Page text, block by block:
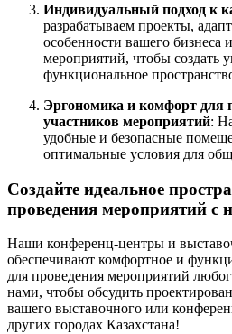
Индивидуальный подход к
разрабатываем проекты,
особенности вашего
мероприятий, чтобы создать
функциональное
Эргономика и комфорт для
участников мероприятий:
удобные и безопасные
оптимальные условия для
Создайте идеальное
проведения мероприятий с
Наши конференц-центры и
обеспечивают комфортное и
для проведения мероприятий
нами, чтобы обсудить
вашего выставочного или
других городах Казахстана!